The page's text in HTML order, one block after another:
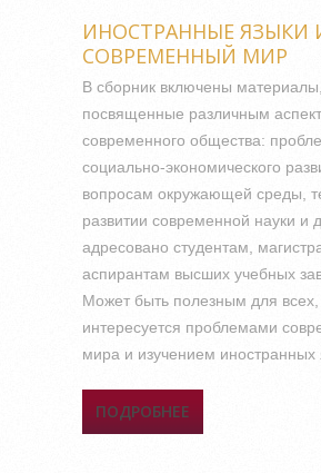
ИНОСТРАННЫЕ ЯЗЫКИ
СОВРЕМЕННЫЙ МИР
В сборник включены материалы,
посвященные различным
современного общества:
социально-экономического
вопросам окружающей среды,
развитии современной науки и
адресовано студентам,
аспирантам высших учебных
Может быть полезным для всех,
интересуется проблемами
мира и изучением иностранных
ПОДРОБНЕЕ
СОВРЕМЕННЫЙ